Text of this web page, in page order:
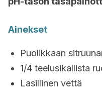
Ainekset
Puolikkaan
1/4 teelusikallista
Lasillinen vettä